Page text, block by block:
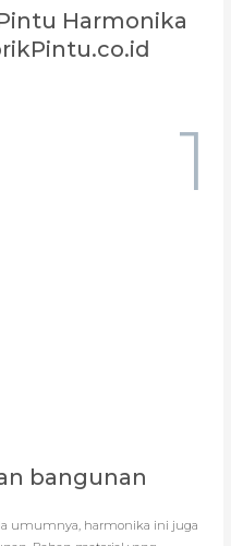
Harmonika
1
bangunan
umumnya, harmonika ini juga